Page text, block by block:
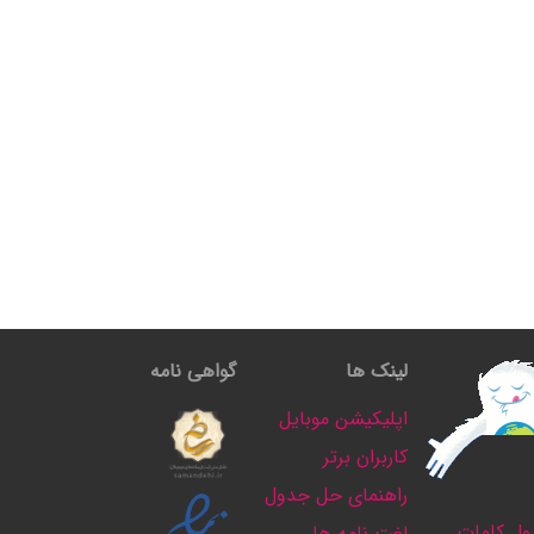
لینک ها
اپلیکیشن موبایل
کاربران برتر
راهنمای حل جدول
گواهی نامه